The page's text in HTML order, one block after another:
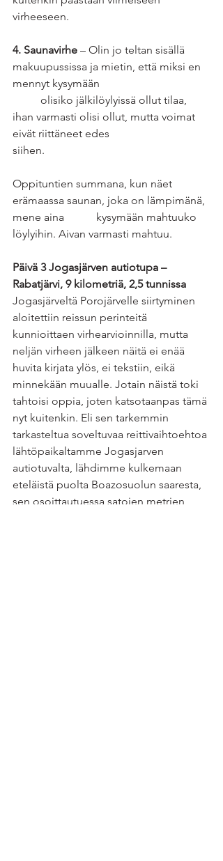
virheeseen.
4. Saunavirhe – Olin jo teltan sisällä
makuupussissa ja mietin, että miksi en
mennyt kysymään
ihan varmasti olisi ollut, mutta voimat
eivät riittäneet edes
siihen.
Oppituntien summana, kun näet
erämaassa saunan, joka on lämpimänä,
mene aina 		kysymään mahtuuko
löylyihin. Aivan varmasti mahtuu.
Päivä 3 Jogasjärven autiotupa –
Rabatjärvi, 9 kilometriä, 2,5 tunnissa
Jogasjärveltä Porojärvelle siirtyminen
aloitettiin reissun perinteitä
kunnioittaen virhearvioinnilla, mutta
neljän virheen jälkeen näitä ei enää
huvita kirjata ylös, ei tekstiin, eikä
minnekään muualle. Jotain näistä toki
tahtoisi oppia, joten katsotaanpas tämä
nyt kuitenkin. Eli sen tarkemmin
tarkasteltua soveltuvaa reittivaihtoehtoa
lähtöpaikaltamme Jogasjarven
autiotuvalta, lähdimme kulkemaan
eteläistä puolta Boazosuolun saaresta,
sen osoittautuessa satojen metrien